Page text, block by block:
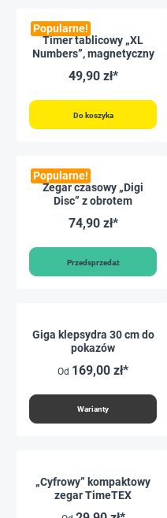
Popularne!
Timer tablicowy „XL
Numbers”, magnetyczny
49,90 zł*
Do koszyka
Popularne!
Zegar czasowy „Digi
Disc” z obrotem
74,90 zł*
Przedsprzedaż
Giga klepsydra 30 cm do
pokazów
Od 169,00 zł*
Warianty
„Cyfrowy” kompaktowy
zegar TimeTEX